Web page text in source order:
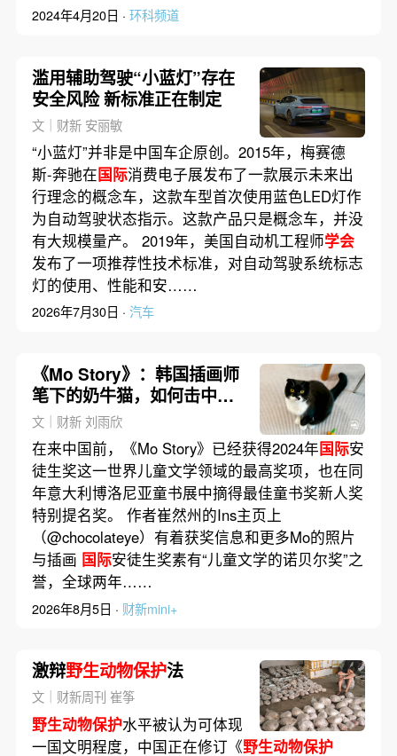
2024年4月20日 · 环科频道
滥用辅助驾驶“小蓝灯”存在
安全风险 新标准正在制定
文｜财新 安丽敏
“小蓝灯”并非是中国车企原创。2015年，梅赛德
斯-奔驰在国际消费电子展发布了一款展示未来出
行理念的概念车，这款车型首次使用蓝色LED灯作
为自动驾驶状态指示。这款产品只是概念车，并没
有大规模量产。 2019年，美国自动机工程师学会
发布了一项推荐性技术标准，对自动驾驶系统标志
灯的使用、性能和安……
2026年7月30日 · 汽车
《Mo Story》：韩国插画师
笔下的奶牛猫，如何击中都
市年轻人们的心？｜猎读
文｜财新 刘雨欣
在来中国前，《Mo Story》已经获得2024年国际安
徒生奖这一世界儿童文学领域的最高奖项，也在同
年意大利博洛尼亚童书展中摘得最佳童书奖新人奖
特别提名奖。 作者崔然州的Ins主页上
（@chocolateye）有着获奖信息和更多Mo的照片
与插画 国际安徒生奖素有“儿童文学的诺贝尔奖”之
誉，全球两年……
2026年8月5日 · 财新mini+
激辩野生动物保护法
文｜财新周刊 崔筝
野生动物保护水平被认为可体现
一国文明程度，中国正在修订《野生动物保护